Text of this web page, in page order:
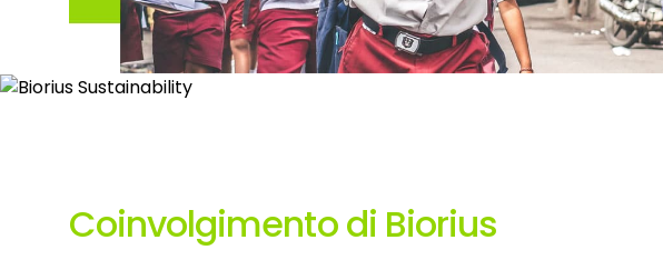
Coinvolgimento di Biorius